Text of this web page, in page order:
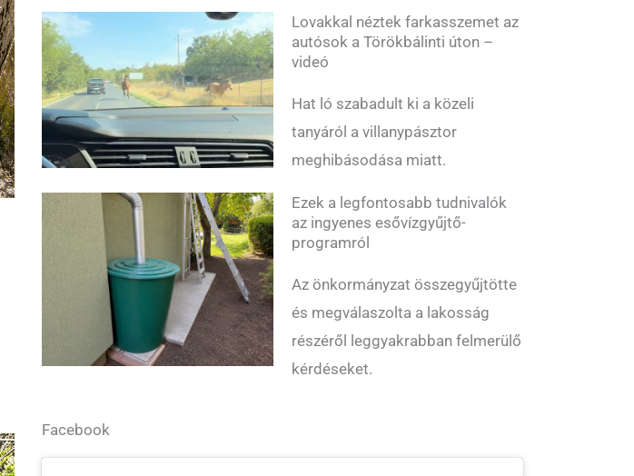
Lovakkal néztek farkasszemet az
autósok a Törökbálinti úton –
videó
Hat ló szabadult ki a közeli
tanyáról a villanypásztor
meghibásodása miatt.
Ezek a legfontosabb tudnivalók
az ingyenes esővízgyűjtő-
programról
Az önkormányzat összegyűjtötte
és megválaszolta a lakosság
részéről leggyakrabban felmerülő
kérdéseket.
Facebook